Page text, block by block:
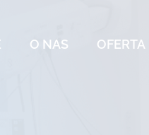
O NAS OFERTA